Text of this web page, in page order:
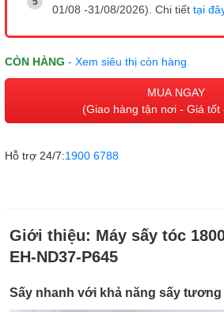
01/08 -31/08/2026). Chi tiết tại
CÒN HÀNG - Xem siêu thị còn hàng
MUA NGAY
(Giao hàng tận nơi - Giá tốt
Hỗ trợ 24/7:1900 6788
Giới thiệu: Máy sấy tóc
EH-ND37-P645
Sấy nhanh với khả năng sấy